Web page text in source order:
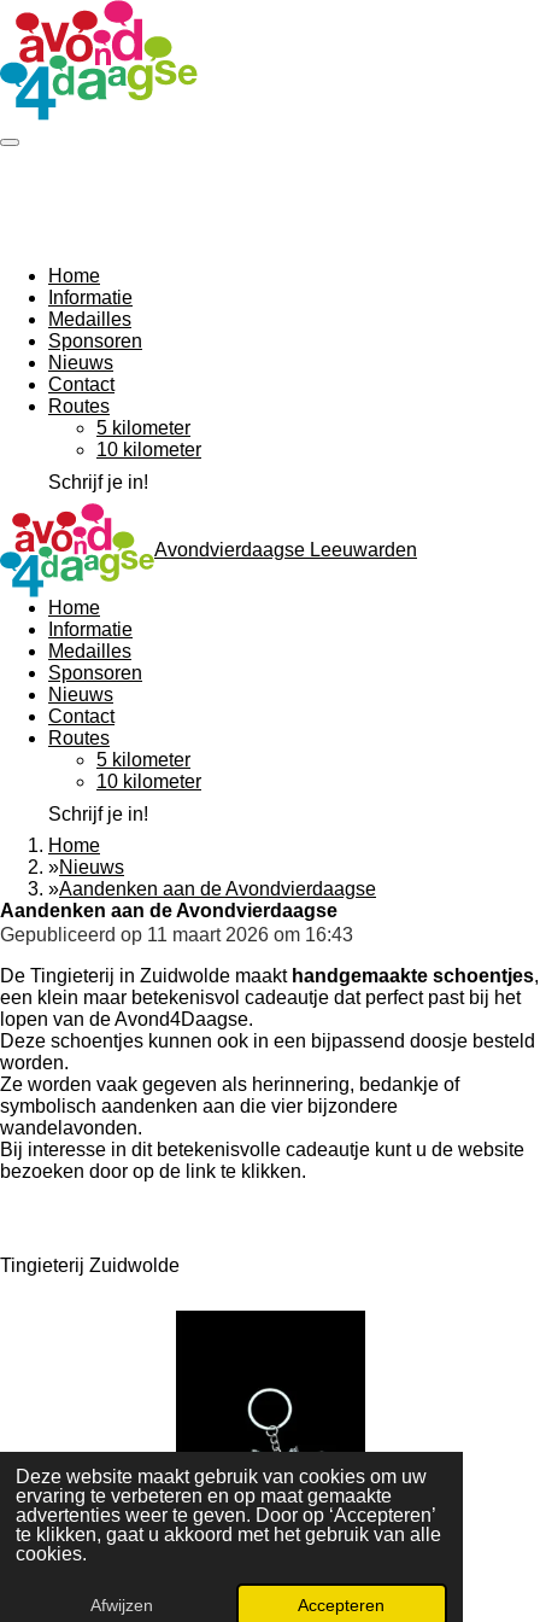
Deze website maakt gebruik van cookies om uw
ervaring te verbeteren en op maat gemaakte
advertenties weer te geven. Door op ‘Accepteren’
te klikken, gaat u akkoord met het gebruik van alle
cookies.
Afwijzen Accepteren
Ga
direct
naar
de
hoofdinhoud
Home
Informatie
Medailles
Sponsoren
Nieuws
Contact
Routes
5 kilometer
10 kilometer
Schrijf je in!
Avondvierdaagse Leeuwarden
Home
Informatie
Medailles
Sponsoren
Nieuws
Contact
Routes
5 kilometer
10 kilometer
Schrijf je in!
Home
»Nieuws
»Aandenken aan de Avondvierdaagse
Aandenken aan de Avondvierdaagse
Gepubliceerd op 11 maart 2026 om 16:43
De Tingieterij in Zuidwolde maakt handgemaakte schoentjes,
een klein maar betekenisvol cadeautje dat perfect past bij het
lopen van de Avond4Daagse.
Deze schoentjes kunnen ook in een bijpassend doosje besteld
worden.
Ze worden vaak gegeven als herinnering, bedankje of
symbolisch aandenken aan die vier bijzondere
wandelavonden.
Bij interesse in dit betekenisvolle cadeautje kunt u de website
bezoeken door op de link te klikken.
Tingieterij Zuidwolde
Vorige
De Gouden Regels
Algemene voorwaarden
© 2025 - 2026 Avondvierdaagse Leeuwarden